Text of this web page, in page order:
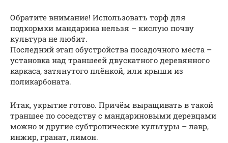
Обратите внимание! Использовать торф для
подкормки мандарина нельзя – кислую почву
культура не любит.
Последний этап обустройства посадочного места –
установка над траншеей двускатного деревянного
каркаса, затянутого плёнкой, или крыши из
поликарбоната.
Итак, укрытие готово. Причём выращивать в такой
траншее по соседству с мандариновыми деревцами
можно и другие субтропические культуры – лавр,
инжир, гранат, лимон.